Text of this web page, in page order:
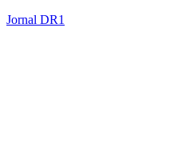
Jornal DR1